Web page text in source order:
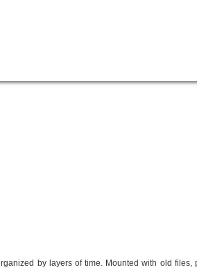
by layers of time. Mounted with old files,